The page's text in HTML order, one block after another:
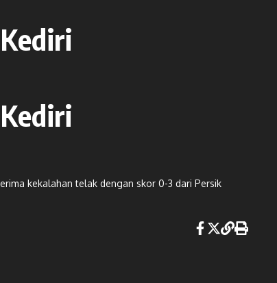
kekalahan telak dengan skor 0-3 dari Persik